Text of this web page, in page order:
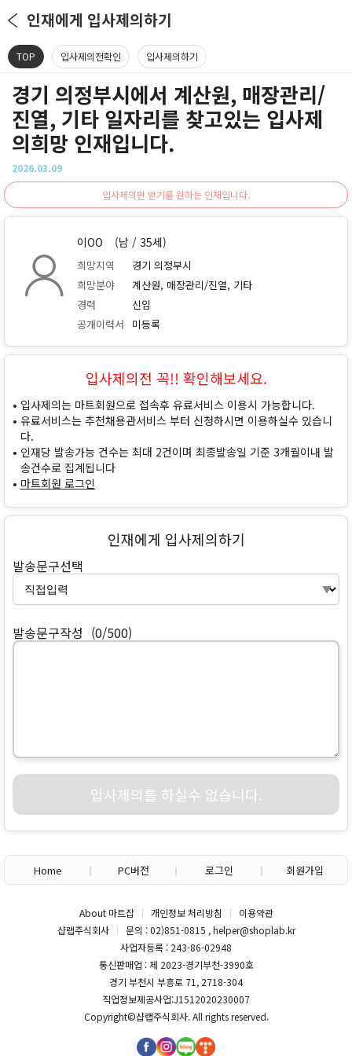
인재에게 입사제의하기
TOP 입사제의전확인 입사제의하기
경기 의정부시에서 계산원, 매장관리/
진열, 기타 일자리를 찾고있는 입사제
의희망 인재입니다.
2026.03.09
입사제의만 받기를 원하는 인재입니다.
이OO (남 / 35세)
희망지역
경기 의정부시
희망분야
계산원, 매장관리/진열, 기타
경력
신입
공개이력서
미등록
입사제의전 꼭!! 확인해보세요.
입사제의는 마트회원으로 접속후 유료서비스 이용시 가능합니다.
유료서비스는 추천채용관서비스 부터 신청하시면 이용하실수 있습니
다.
인재당 발송가능 건수는 최대 2건이며 최종발송일 기준 3개월이내 발
송건수로 집계됩니다
마트회원 로그인
인재에게 입사제의하기
발송문구선택
발송문구작성 (0/500)
입사제의를 하실수 없습니다.
Home PC버전 로그인 회원가입
About 마트잡 개인정보 처리방침
이용약관
샵랩주식회사
문의 : 02)851-0815 , helper@shoplab.kr
사업자등록 : 243-86-02948
통신판매업 : 제 2023-경기부천-3990호
경기 부천시 부흥로 71, 2718-304
직업정보제공사업:J1512020230007
Copyright©샵랩주식회사. All rights reserved.